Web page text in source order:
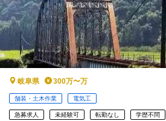
岐阜県 300万〜万
舗装・土木作業 電気工
急募求人 未経験可 転勤なし 学歴不問